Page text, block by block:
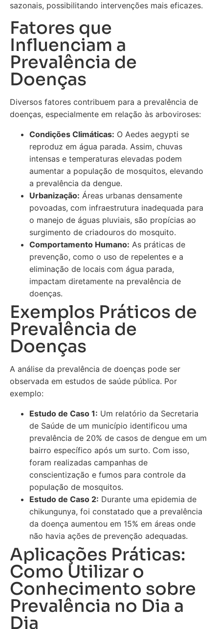
sazonais, possibilitando intervenções mais eficazes.
Fatores que
Influenciam a
Prevalência de
Doenças
Diversos fatores contribuem para a prevalência de
doenças, especialmente em relação às arboviroses:
Condições Climáticas: O Aedes aegypti se
reproduz em água parada. Assim, chuvas
intensas e temperaturas elevadas podem
aumentar a população de mosquitos, elevando
a prevalência da dengue.
Urbanização: Áreas urbanas densamente
povoadas, com infraestrutura inadequada para
o manejo de águas pluviais, são propícias ao
surgimento de criadouros do mosquito.
Comportamento Humano: As práticas de
prevenção, como o uso de repelentes e a
eliminação de locais com água parada,
impactam diretamente na prevalência de
doenças.
Exemplos Práticos de
Prevalência de
Doenças
A análise da prevalência de doenças pode ser
observada em estudos de saúde pública. Por
exemplo:
Estudo de Caso 1: Um relatório da Secretaria
de Saúde de um município identificou uma
prevalência de 20% de casos de dengue em um
bairro específico após um surto. Com isso,
foram realizadas campanhas de
conscientização e fumos para controle da
população de mosquitos.
Estudo de Caso 2: Durante uma epidemia de
chikungunya, foi constatado que a prevalência
da doença aumentou em 15% em áreas onde
não havia ações de prevenção adequadas.
Aplicações Práticas:
Como Utilizar o
Conhecimento sobre
Prevalência no Dia a
Dia